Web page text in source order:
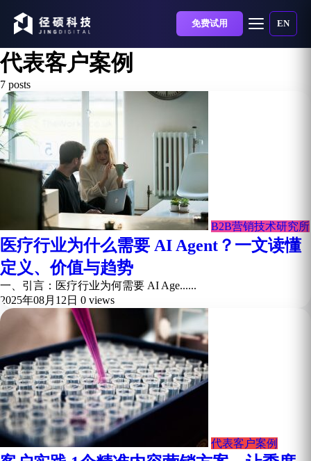
免费试用 EN
代表客户案例
7 posts
B2B营销技术研究所
医疗行业为什么需要 AI Agent？一文读懂
定义、价值与趋势
一、引言：医疗行业为何需要 AI Age......
2025年08月12日 0 views
代表客户案例